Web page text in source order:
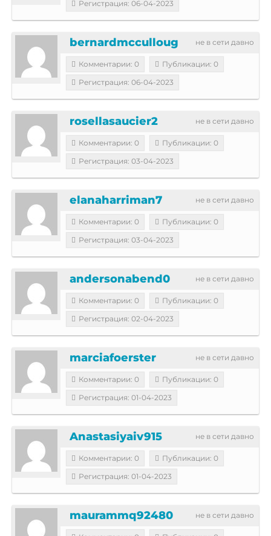
Регистрация: 06-04-2023
не в сети давно
bernardmcculloug
Комментарии: 0
Публикации: 0
Регистрация: 06-04-2023
не в сети давно
rosellasaucier2
Комментарии: 0
Публикации: 0
Регистрация: 03-04-2023
не в сети давно
elanaharriman7
Комментарии: 0
Публикации: 0
Регистрация: 03-04-2023
не в сети давно
andersonabend0
Комментарии: 0
Публикации: 0
Регистрация: 02-04-2023
не в сети давно
marciafoerster
Комментарии: 0
Публикации: 0
Регистрация: 01-04-2023
не в сети давно
Anastasiyaiv915
Комментарии: 0
Публикации: 0
Регистрация: 01-04-2023
не в сети давно
maurammq92480